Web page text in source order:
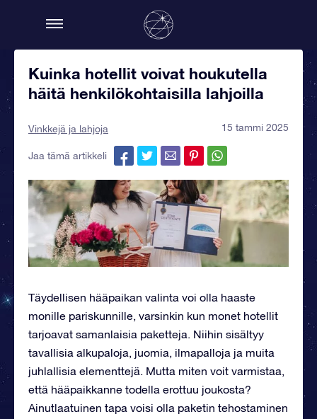
Kuinka hotellit voivat houkutella
häitä henkilökohtaisilla lahjoilla
Vinkkejä ja lahjoja 15 tammi 2025
Jaa tämä artikkeli
Täydellisen hääpaikan valinta voi olla haaste
monille pariskunnille, varsinkin kun monet hotellit
tarjoavat samanlaisia paketteja. Niihin sisältyy
tavallisia alkupaloja, juomia, ilmapalloja ja muita
juhlallisia elementtejä. Mutta miten voit varmistaa,
että hääpaikkanne todella erottuu joukosta?
Ainutlaatuinen tapa voisi olla paketin tehostaminen